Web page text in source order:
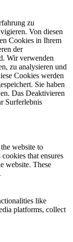
zu
Von diesen
Cookies in Ihrem
der
Wir verwenden
zu analysieren und
Cookies werden
Sie haben
Das Deaktivieren
Surferlebnis
website to
that ensures
website. These
like
platforms, collect